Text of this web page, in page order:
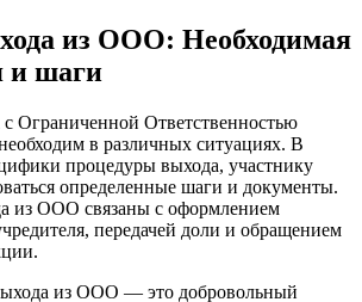
из ООО: Необходимая
и шаги
Ограниченной Ответственностью
в различных ситуациях. В
процедуры выхода, участнику
определенные шаги и документы.
из ООО связаны с оформлением
передачей доли и обращением
из ООО — это добровольный